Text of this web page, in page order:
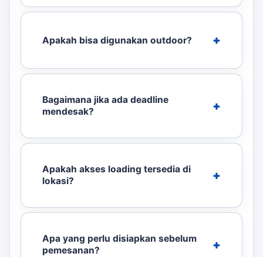
Apakah bisa digunakan outdoor?
Bagaimana jika ada deadline
mendesak?
Apakah akses loading tersedia di
lokasi?
Apa yang perlu disiapkan sebelum
pemesanan?